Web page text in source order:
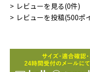
レビューを見る(0件)
レビューを投稿(500ポ